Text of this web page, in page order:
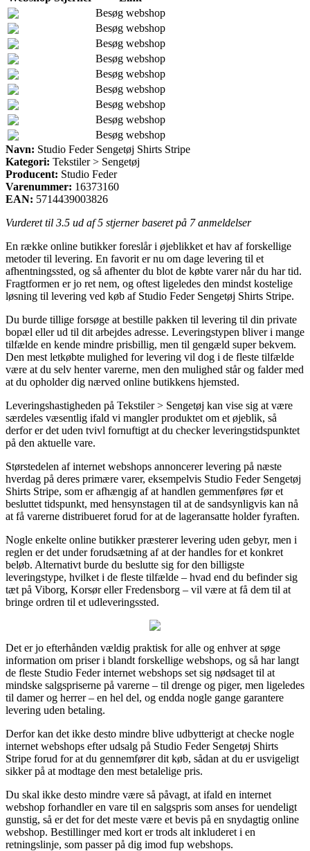
Besøg webshop
Besøg webshop
Besøg webshop
Besøg webshop
Besøg webshop
Besøg webshop
Besøg webshop
Besøg webshop
Besøg webshop
Navn: Studio Feder Sengetøj Shirts Stripe
Kategori: Tekstiler > Sengetøj
Producent: Studio Feder
Varenummer: 16373160
EAN: 5714439003826
Vurderet til 3.5 ud af 5 stjerner baseret på 7anmeldelser
En række online butikker foreslår i øjeblikket et hav af forskellige
metoder til levering. En favorit er nu om dage levering til et
afhentningssted, og så afhenter du blot de købte varer når du har tid.
Fragtformen er jo ret nem, og oftest ligeledes den mindst kostelige
løsning til levering ved køb af Studio Feder Sengetøj Shirts Stripe.
Du burde tillige forsøge at bestille pakken til levering til din private
bopæl eller ud til dit arbejdes adresse. Leveringstypen bliver i mange
tilfælde en kende mindre prisbillig, men til gengæld super bekvem.
Den mest letkøbte mulighed for levering vil dog i de fleste tilfælde
være at du selv henter varerne, men den mulighed står og falder med
at du opholder dig nærved online butikkens hjemsted.
Leveringshastigheden på Tekstiler > Sengetøj kan vise sig at være
særdeles væsentlig ifald vi mangler produktet om et øjeblik, så
derfor er det uden tvivl fornuftigt at du checker leveringstidspunktet
på den aktuelle vare.
Størstedelen af internet webshops annoncerer levering på næste
hverdag på deres primære varer, eksempelvis Studio Feder Sengetøj
Shirts Stripe, som er afhængig af at handlen gemmenføres før et
besluttet tidspunkt, med hensynstagen til at de sandsynligvis kan nå
at få varerne distribueret forud for at de lageransatte holder fyraften.
Nogle enkelte online butikker præsterer levering uden gebyr, men i
reglen er det under forudsætning af at der handles for et konkret
beløb. Alternativt burde du beslutte sig for den billigste
leveringstype, hvilket i de fleste tilfælde – hvad end du befinder sig
tæt på Viborg, Korsør eller Fredensborg – vil være at få dem til at
bringe ordren til et udleveringssted.
Det er jo efterhånden vældig praktisk for alle og enhver at søge
information om priser i blandt forskellige webshops, og så har langt
de fleste Studio Feder internet webshops set sig nødsaget til at
mindske salgspriserne på varerne – til drenge og piger, men ligeledes
til damer og herrer – en hel del, og endda nogle gange garantere
levering uden betaling.
Derfor kan det ikke desto mindre blive udbytterigt at checke nogle
internet webshops efter udsalg på Studio Feder Sengetøj Shirts
Stripe forud for at du gennemfører dit køb, sådan at du er usvigeligt
sikker på at modtage den mest betalelige pris.
Du skal ikke desto mindre være så påvagt, at ifald en internet
webshop forhandler en vare til en salgspris som anses for uendeligt
gunstig, så er det for det meste være et bevis på en snydagtig online
webshop. Bestillinger med kort er trods alt inkluderet i en
retningslinje, som passer på dig imod fup webshops.